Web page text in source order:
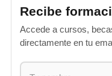
Recibe
Accede a cursos,
directamente en tu